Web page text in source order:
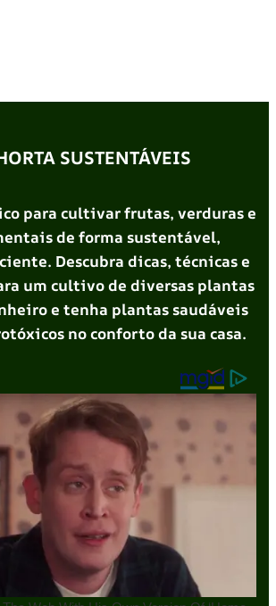
SUSTENTÁVEIS
para cultivar frutas, verduras e
de forma sustentável,
Descubra dicas, técnicas e
um cultivo de diversas plantas
e tenha plantas saudáveis
no conforto da sua casa.